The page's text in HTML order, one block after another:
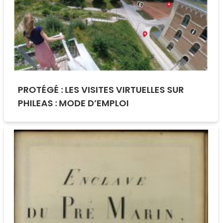
PROTÉGÉ : LES VISITES VIRTUELLES SUR
PHILEAS : MODE D’EMPLOI